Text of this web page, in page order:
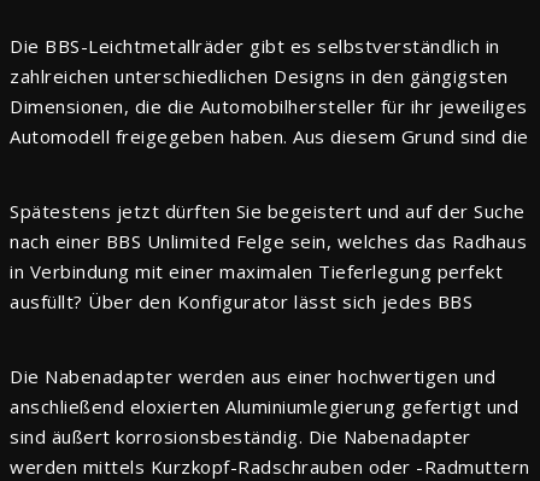
Methoden, das eigene Auto mit dem gewissen „Extra“ zu
Die BBS-Leichtmetallräder gibt es selbstverständlich in
zahlreichen unterschiedlichen Designs in den gängigsten
Dimensionen, die die Automobilhersteller für ihr jeweiliges
Automodell freigegeben haben. Aus diesem Grund sind die
Spätestens jetzt dürften Sie begeistert und auf der Suche
nach einer BBS Unlimited Felge sein, welches das Radhaus
in Verbindung mit einer maximalen Tieferlegung perfekt
ausfüllt? Über den Konfigurator lässt sich jedes BBS
daran: Durch das BBS Unlimited Nabenadaptersystem ist
es sogar noch möglich, die Einpresstiefe auch zu einem
späteren Zeitpunkt weiter anzupassen.
Die Nabenadapter werden aus einer hochwertigen und
anschließend eloxierten Aluminiumlegierung gefertigt und
sind äußert korrosionsbeständig. Die Nabenadapter
werden mittels Kurzkopf-Radschrauben oder -Radmuttern